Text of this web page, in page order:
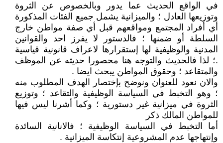
في الواقع الحديث عما يدور وبالخصوص عن الثروة
وتوزيعها العادل ؛ والميزانية يشمل جميع الفئات المذكورة
أي أفراد المجتمع ومواقعهم قبل أي صفة مواطن خارج
السلطة أو ضمنها ؛ فالدستور لا يفرز احد والقوانين
المدنية والوظيفية لها إستقرارها لاعراف قانونية قياسية
.؛ لذا فالحديث والتوجه هنا محصورا حديثه عن الموظف
والمتقاعد ؛ وحقوق المواطن يبحث ايضا .
والان نعود للعنوان ونوضح بإختصار الهدف المطلوب منه
؛ وهو التخبط في السياسة الوظيفية والتقاعد ؛ وتوزيع
الثروة في ميزانية غير دستورية ؛ وكما أشرنا ليس فيها
للمواطن المالك ذكر
أما التخبط في السياسة الوظيفية ؛ فالانانية السائدة
وإنتهاجها عدم المشروعية إنتكاسة الميزانية .